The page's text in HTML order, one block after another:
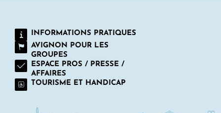
INFORMATIONS PRATIQUES
AVIGNON POUR LES
GROUPES
ESPACE PROS / PRESSE /
AFFAIRES
TOURISME ET HANDICAP